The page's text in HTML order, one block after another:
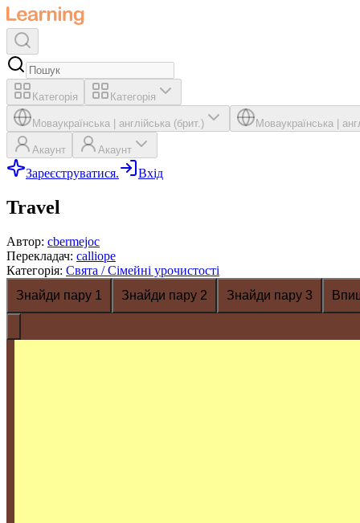
Категорія Категорія
Моваукраїнська англійська (брит.) Моваукраїнська
Акаунт Акаунт
Зареєструватися. Вхід
Travel
Автор: cbermejoc
Перекладач: calliope
Категорія: Свята / Сімейні урочистості
Знайди пару 1
Знайди пару 2 Знайди пару 3